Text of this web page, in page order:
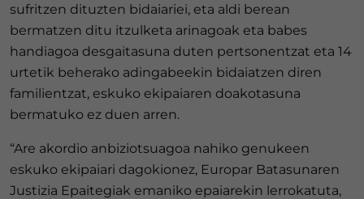
sufritzen dituzten bidaiariei, eta aldi berean
bermatzen ditu itzulketa arinagoak eta babes
handiagoa desgaitasuna duten pertsonentzat eta 14
urtetik beherako adingabeekin bidaiatzen diren
familientzat, eskuko ekipaiaren doakotasuna
bermatuko ez duen arren.
“Are akordio anbiziotsuagoa nahiko genukeen
eskuko ekipaiari dagokionez, Europar Batasunaren
Justizia Epaitegiak emaniko epaiarekin lerrokatuta,